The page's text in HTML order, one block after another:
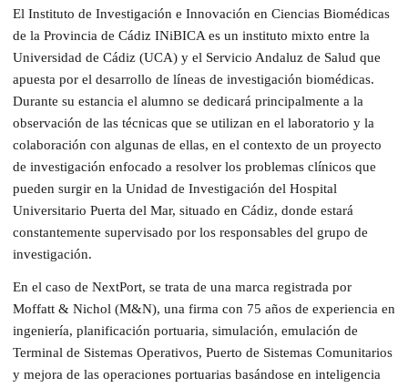
El Instituto de Investigación e Innovación en Ciencias Biomédicas
de la Provincia de Cádiz INiBICA es un instituto mixto entre la
Universidad de Cádiz (UCA) y el Servicio Andaluz de Salud que
apuesta por el desarrollo de líneas de investigación biomédicas.
Durante su estancia el alumno se dedicará principalmente a la
observación de las técnicas que se utilizan en el laboratorio y la
colaboración con algunas de ellas, en el contexto de un proyecto
de investigación enfocado a resolver los problemas clínicos que
pueden surgir en la Unidad de Investigación del Hospital
Universitario Puerta del Mar, situado en Cádiz, donde estará
constantemente supervisado por los responsables del grupo de
investigación.
En el caso de NextPort, se trata de una marca registrada por
Moffatt & Nichol (M&N), una firma con 75 años de experiencia en
ingeniería, planificación portuaria, simulación, emulación de
Terminal de Sistemas Operativos, Puerto de Sistemas Comunitarios
y mejora de las operaciones portuarias basándose en inteligencia